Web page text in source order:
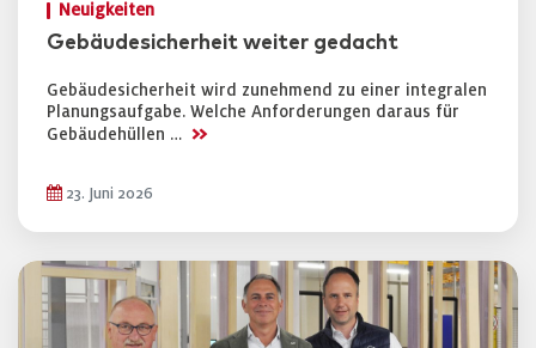
Neuigkeiten
Gebäudesicherheit weiter gedacht
Gebäudesicherheit wird zunehmend zu einer integralen
Planungsaufgabe. Welche Anforderungen daraus für
Gebäudehüllen … >>
23. Juni 2026